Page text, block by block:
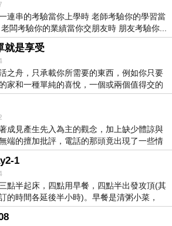
連串的考驗當你上學時 老師考驗你的學習當
闆考驗你的業績當你交朋友時 朋友考驗你...
就是享受
之舟，只承載你所需要的東西，例如你只要
家和一種單純的喜悅，一個或兩個值得交的
成見產生先入為主的觀念，加上缺少體諒與
端的擅加批評，電話的那頭竟出現了一些情
1
點半起床，四點用早餐，四點半出發攻頂(其
的時間各延後半小時)。早餐是清粥小菜，